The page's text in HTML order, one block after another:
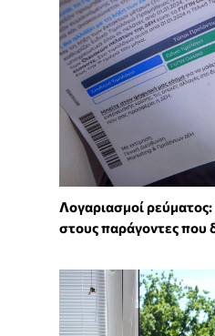
Λογαριασμοί
στους παράγοντες που